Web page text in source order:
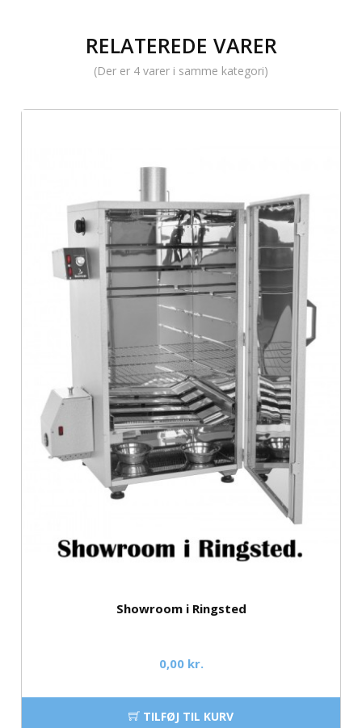
RELATEREDE VARER
(Der er 4 varer i samme kategori)
Showroom i Ringsted
0,00 kr.
TILFØJ TIL KURV